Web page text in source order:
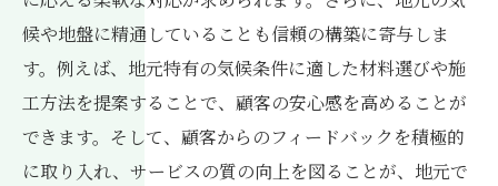
候や地盤に精通していることも信頼の構築に寄与しま
す。例えば、地元特有の気候条件に適した材料選びや施
工方法を提案することで、顧客の安心感を高めることが
できます。そして、顧客からのフィードバックを積極的
に取り入れ、サービスの質の向上を図ることが、地元で